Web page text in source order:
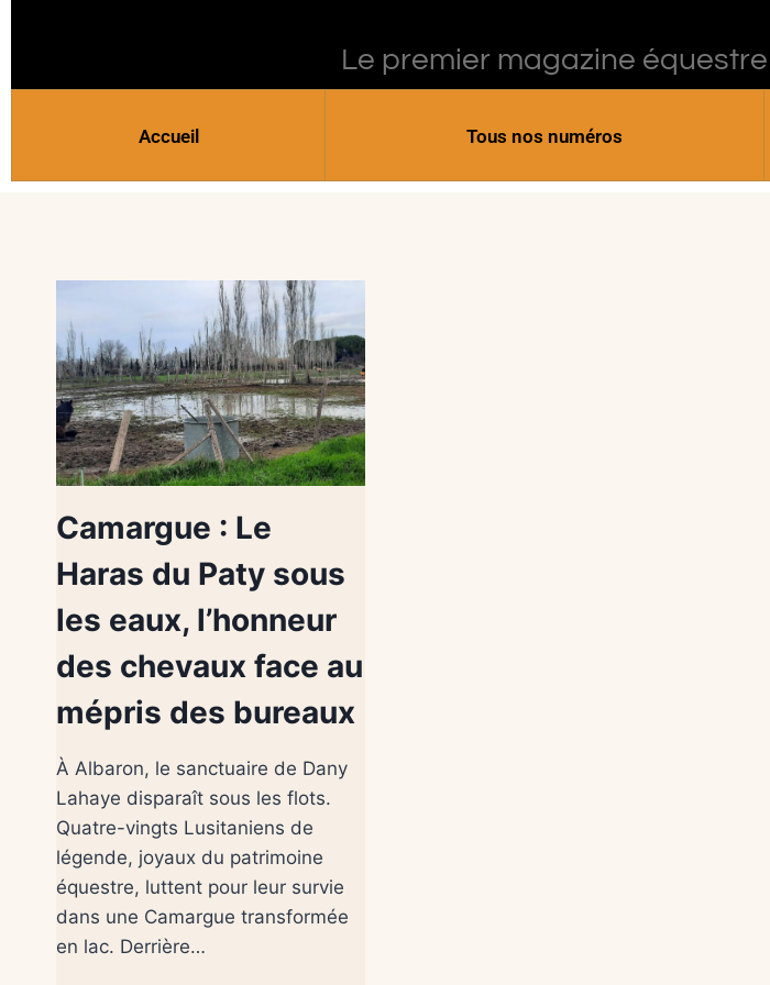
Le premier magazine
Accueil Tous nos numéros
Camargue : Le
Haras du Paty sous
les eaux, l’honneur
des chevaux face au
mépris des bureaux
À Albaron, le sanctuaire de Dany
Lahaye disparaît sous les flots.
Quatre-vingts Lusitaniens de
légende, joyaux du patrimoine
équestre, luttent pour leur survie
dans une Camargue transformée
en lac. Derrière…